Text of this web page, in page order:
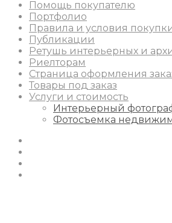
Помощь покупателю
Портфолио
Правила и условия
Публикации
Ретушь интерьерных и
Риелторам
Страница оформления
Товары под заказ
Услуги и стоимость
Интерьерный
Фотосъемка